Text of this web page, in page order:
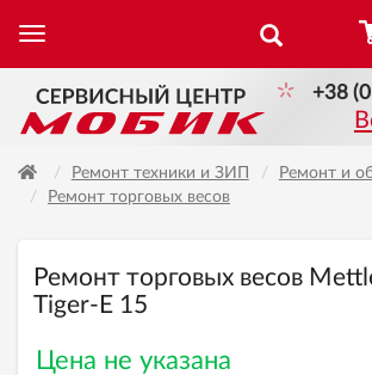
+38
Ремонт техники и ЗИП
Ремонт и
Ремонт торговых весов
Ремонт торговых весов
Tiger-Е 15
Цена не указана